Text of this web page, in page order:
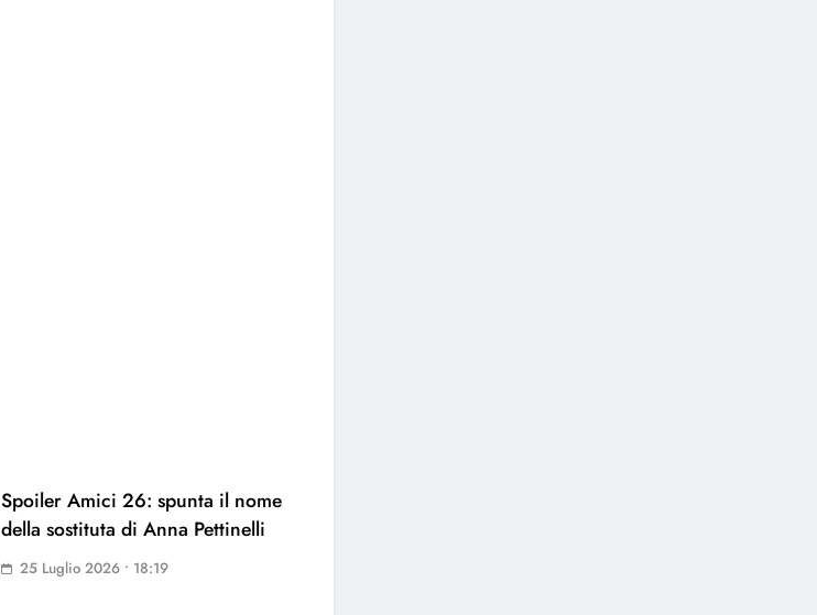
Spoiler Amici 26: spunta il nome
della sostituta di Anna Pettinelli
25 Luglio 2026 • 18:19